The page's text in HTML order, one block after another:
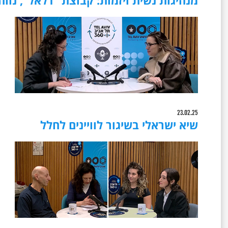
23.02.25
שיא ישראלי בשיגור לוויינים לחלל